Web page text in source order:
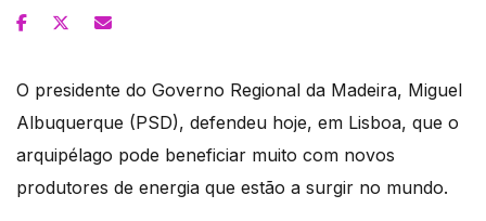
O presidente do Governo Regional da Madeira, Miguel
Albuquerque (PSD), defendeu hoje, em Lisboa, que o
arquipélago pode beneficiar muito com novos
produtores de energia que estão a surgir no mundo.